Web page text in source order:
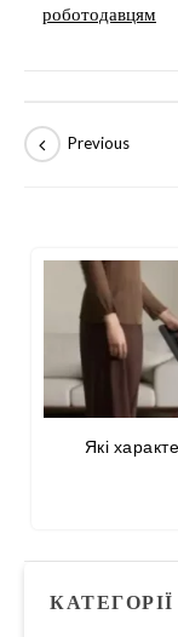
роботодавцям
Які
КАТЕГОРІЇ